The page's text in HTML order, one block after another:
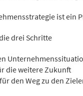
ist ein
drei Schritte
die weitere Zukunft
den Weg zu den